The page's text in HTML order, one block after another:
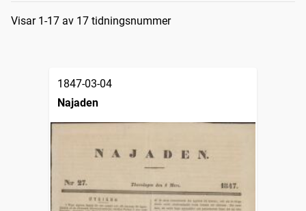
Sökresultat
Visar 1-17 av 17 tidningsnummer
1847-03-04
Najaden